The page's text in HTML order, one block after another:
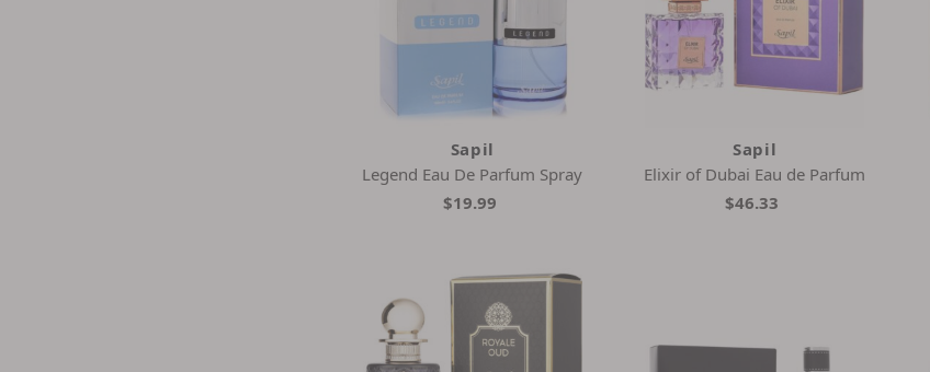
Sapil
Legend Eau De Parfum Spray
$19.99
Sapil
Elixir of Dubai Eau de Parfum
$46.33